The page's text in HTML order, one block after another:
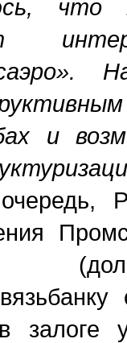
что
и
залоге